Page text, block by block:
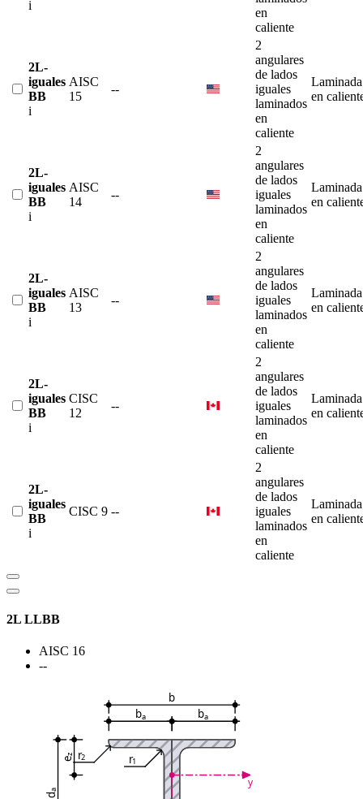
i
en
caliente
2L-
iguales
BB
i
AISC
15
--
2
angulares
de lados
iguales
laminados
en
caliente
Laminada
en
2L-
iguales
BB
i
AISC
14
--
2
angulares
de lados
iguales
laminados
en
caliente
Laminada
en
2L-
iguales
BB
i
AISC
13
--
2
angulares
de lados
iguales
laminados
en
caliente
Laminada
en
2L-
iguales
BB
i
CISC
12
--
2
angulares
de lados
iguales
laminados
en
caliente
Laminada
en
2L-
iguales
BB
i
CISC 9 --
2
angulares
de lados
iguales
laminados
en
caliente
Laminada
en
2L LLBB
AISC 16
--
ba ba
b
r2 r1
d
a
e
z
y